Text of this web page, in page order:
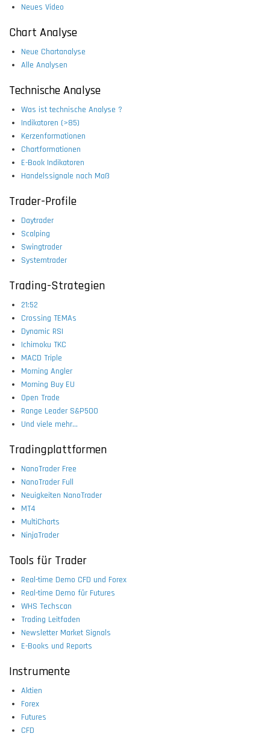
Neues Video
Chart Analyse
Neue Chartanalyse
Alle Analysen
Technische Analyse
Was ist technische Analyse ?
Indikatoren (>85)
Kerzenformationen
Chartformationen
E-Book Indikatoren
Handelssignale nach Maß
Trader-Profile
Daytrader
Scalping
Swingtrader
Systemtrader
Trading-Strategien
21:52
Crossing TEMAs
Dynamic RSI
Ichimoku TKC
MACD Triple
Morning Angler
Morning Buy EU
Open Trade
Range Leader S&P500
Und viele mehr...
Tradingplattformen
NanoTrader Free
NanoTrader Full
Neuigkeiten NanoTrader
MT4
MultiCharts
NinjaTrader
Tools für Trader
Real-time Demo CFD und Forex
Real-time Demo für Futures
WHS Techscan
Trading Leitfaden
Newsletter Market Signals
E-Books und Reports
Instrumente
Aktien
Forex
Futures
CFD